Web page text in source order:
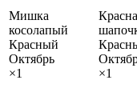
Мишка
косолапый
Красный
Октябрь
×1
×1